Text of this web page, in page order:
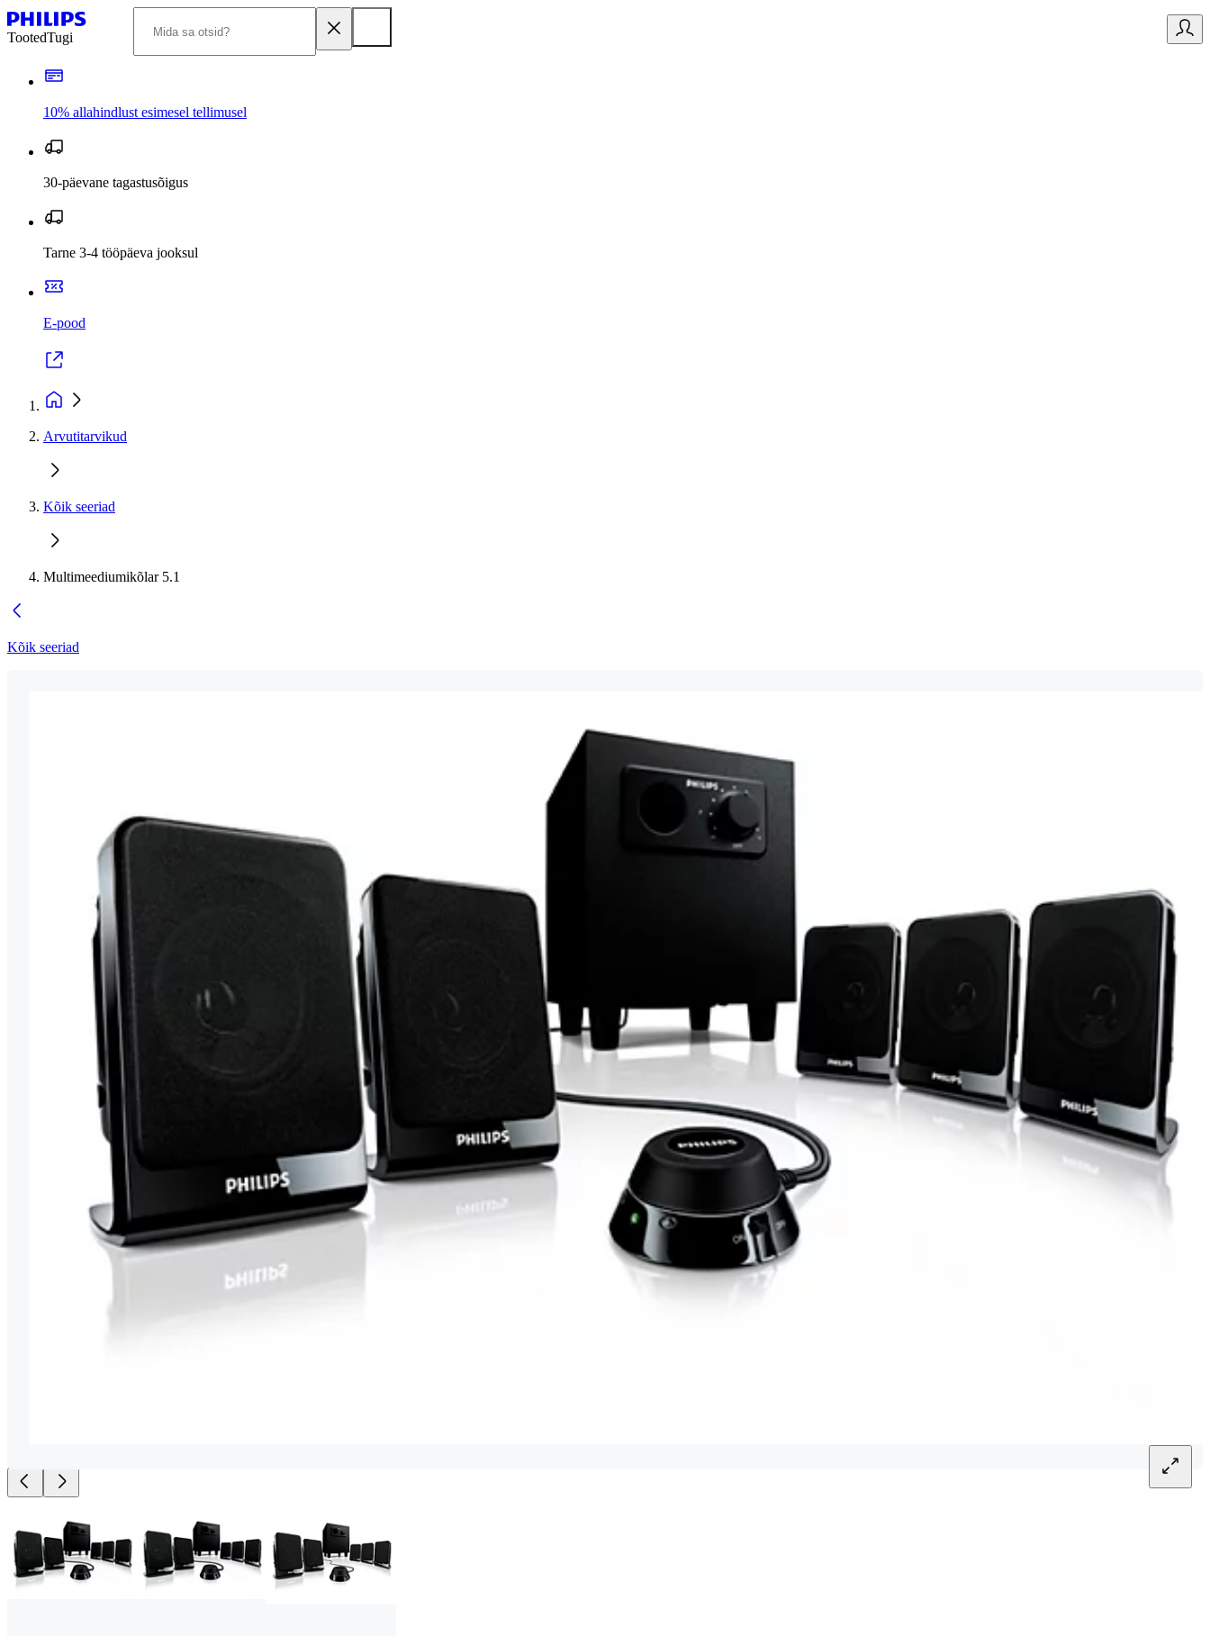
TootedTugi
10% allahindlust esimesel tellimusel
30-päevane tagastusõigus
Tarne 3-4 tööpäeva jooksul
E-pood
Arvutitarvikud
Kõik seeriad
Multimeediumikõlar 5.1
Kõik seeriad